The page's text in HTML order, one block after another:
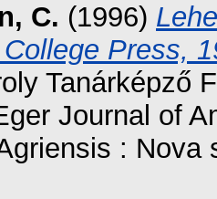
C. (1996)
Press,
Tanárképző
Journal of
: